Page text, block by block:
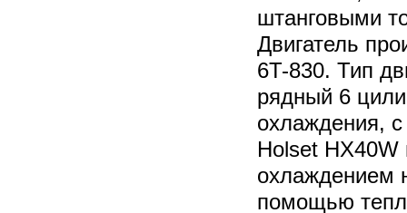
штанговыми
Двигатель
6T-830. Тип
рядный 6
охлаждения,
Holset
охлаждением
помощью